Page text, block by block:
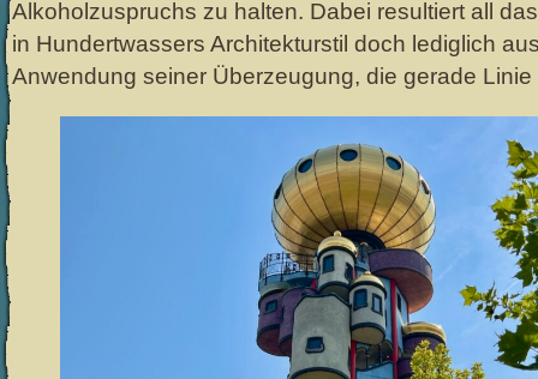
Alkoholzuspruchs zu halten. Dabei resultiert all
in Hundertwassers Architekturstil doch lediglich
Anwendung seiner Überzeugung, die gerade Linie